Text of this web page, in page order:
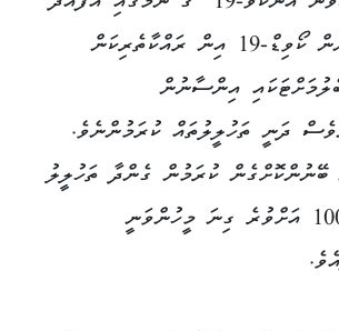
މި ވެކްސިނުން ކޯވިޑް-19 އިން ރައްކާތެރިކަން
އިންސާނުން
ދަނީ ތަހުލީލުތައް ކުރަމުންނެވެ.
ކުރަމުން ގެންދާ ތަހުލީލު
ތަކުގައި 1000 އަށްވުރެ ގިނަ މީހުންވަނީ